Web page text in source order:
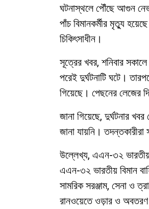
ঘটনাস্থলে পৌঁছে আগুন
পাঁচ বিমানকর্মীর মৃত্যু
চিকিৎসাধীন।
সূত্রের খবর, শনিবার সকালে
পরেই দুর্ঘটনাটি ঘটে।
গিয়েছে। পেছনের লেজের
জানা গিয়েছে, দুর্ঘটনার
জানা যায়নি। তদন্তকারীরা
উল্লেখ্য, এএন-৩২ ভারতীয়
এএন-৩২ ভারতীয় বিমান
সামরিক সরঞ্জাম, সেনা ও
রানওয়েতে ওড়ার ও অবতরণ